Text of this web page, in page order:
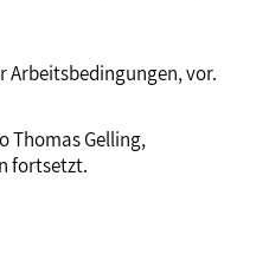
Arbeitsbedingungen, vor.
Thomas Gelling,
fortsetzt.